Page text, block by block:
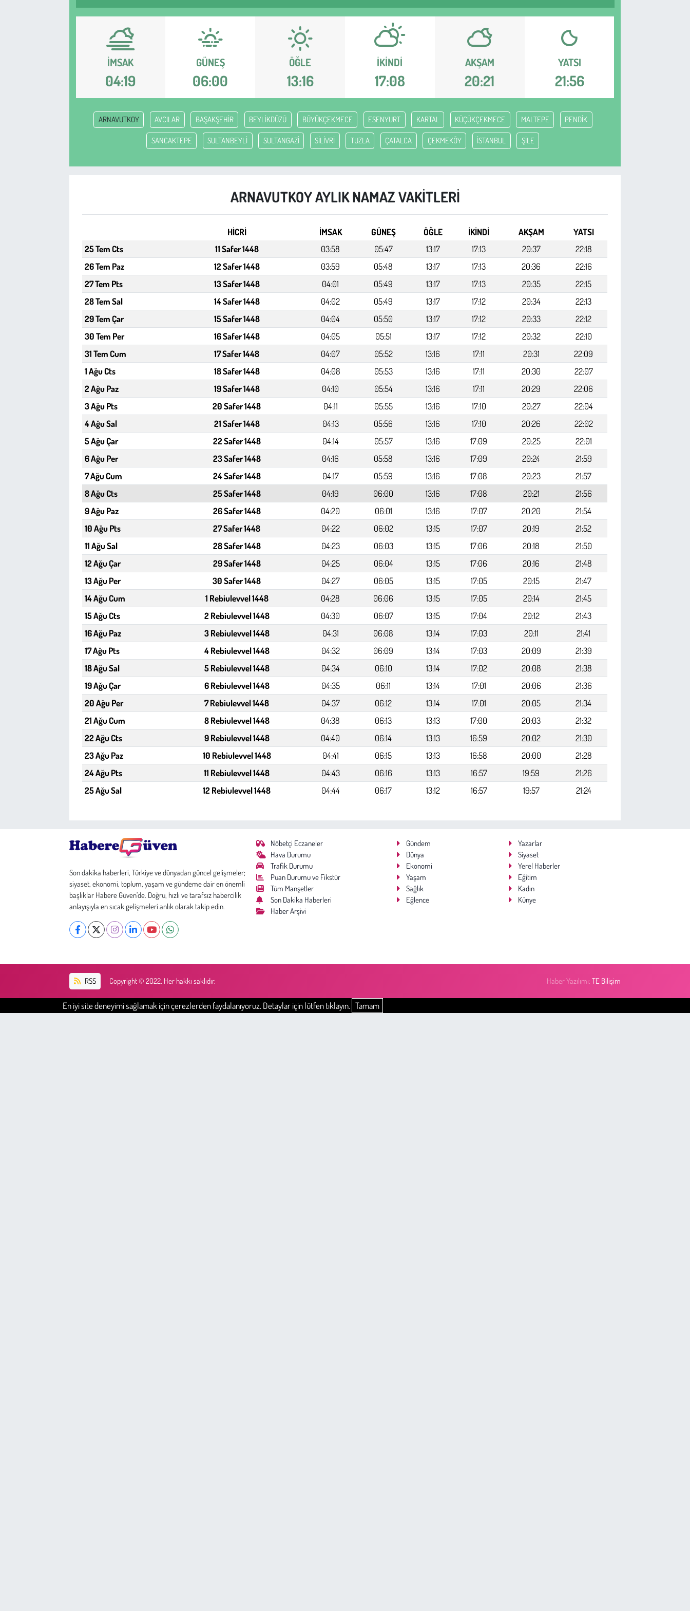
İMSAK
04:19
GÜNEŞ
06:00
ÖĞLE
13:16
İKINDI
17:08
AKŞAM
20:21
YATSI
21:56
ARNAVUTKOY AVCILAR BAŞAKŞEHİR BEYLİKDÜZÜ BÜYÜKÇEKMECE ESENYURT KARTAL KÜÇÜKÇEKMECE MALTEPE PENDİK
SANCAKTEPE SULTANBEYLİ SULTANGAZİ SİLİVRİ TUZLA ÇATALCA ÇEKMEKÖY İSTANBUL ŞİLE
ARNAVUTKOY AYLIK NAMAZ VAKITLERI
HİCRİ İMSAK GÜNEŞ ÖĞLE İKINDI AKŞAM
YATSI
25 Tem Cts
11 Safer 1448 03:58 05:47 13:17 17:13 20:37
22:18
26 Tem Paz
12 Safer 1448 03:59 05:48 13:17 17:13 20:36
22:16
27 Tem Pts
13 Safer 1448 04:01 05:49 13:17 17:13 20:35
22:15
28 Tem Sal
14 Safer 1448 04:02 05:49 13:17 17:12 20:34
22:13
29 Tem Çar
15 Safer 1448 04:04 05:50 13:17 17:12 20:33
22:12
30 Tem Per
16 Safer 1448 04:05 05:51 13:17 17:12 20:32
22:10
31 Tem Cum
17 Safer 1448 04:07 05:52 13:16 17:11 20:31
22:09
1 Ağu Cts
18 Safer 1448 04:08 05:53 13:16 17:11 20:30
22:07
2 Ağu Paz
19 Safer 1448 04:10 05:54 13:16 17:11 20:29
22:06
3 Ağu Pts
20 Safer 1448 04:11 05:55 13:16 17:10 20:27
22:04
4 Ağu Sal
21 Safer 1448 04:13 05:56 13:16 17:10 20:26
22:02
5 Ağu Çar
22 Safer 1448 04:14 05:57 13:16 17:09 20:25
22:01
6 Ağu Per
23 Safer 1448 04:16 05:58 13:16 17:09 20:24
21:59
7 Ağu Cum
24 Safer 1448 04:17 05:59 13:16 17:08 20:23
21:57
8 Ağu Cts
25 Safer 1448 04:19 06:00 13:16 17:08 20:21
21:56
9 Ağu Paz
26 Safer 1448 04:20 06:01 13:16 17:07 20:20
21:54
10 Ağu Pts
27 Safer 1448 04:22 06:02 13:15 17:07 20:19
21:52
11 Ağu Sal
28 Safer 1448 04:23 06:03 13:15 17:06 20:18
21:50
12 Ağu Çar
29 Safer 1448 04:25 06:04 13:15 17:06 20:16
21:48
13 Ağu Per
30 Safer 1448 04:27 06:05 13:15 17:05 20:15
21:47
14 Ağu Cum
1 Rebiulevvel 1448 04:28 06:06 13:15 17:05 20:14
21:45
15 Ağu Cts
2 Rebiulevvel 1448 04:30 06:07 13:15 17:04 20:12
21:43
16 Ağu Paz
3 Rebiulevvel 1448 04:31 06:08 13:14 17:03 20:11
21:41
17 Ağu Pts
4 Rebiulevvel 1448 04:32 06:09 13:14 17:03 20:09
21:39
18 Ağu Sal
5 Rebiulevvel 1448 04:34 06:10 13:14 17:02 20:08
21:38
19 Ağu Çar
6 Rebiulevvel 1448 04:35 06:11 13:14 17:01 20:06
21:36
20 Ağu Per
7 Rebiulevvel 1448 04:37 06:12 13:14 17:01 20:05
21:34
21 Ağu Cum
8 Rebiulevvel 1448 04:38 06:13 13:13 17:00 20:03
21:32
22 Ağu Cts
9 Rebiulevvel 1448 04:40 06:14 13:13 16:59 20:02
21:30
23 Ağu Paz
10 Rebiulevvel 1448 04:41 06:15 13:13 16:58 20:00
21:28
24 Ağu Pts
11 Rebiulevvel 1448 04:43 06:16 13:13 16:57 19:59
21:26
25 Ağu Sal
12 Rebiulevvel 1448 04:44 06:17 13:12 16:57 19:57 21:24
Son dakika haberleri, Türkiye ve dünyadan güncel gelişmeler;
siyaset, ekonomi, toplum, yaşam ve gündeme dair en önemli
başlıklar Habere Güven’de. Doğru, hızlı ve tarafsız habercilik
anlayışıyla en sıcak gelişmeleri anlık olarak takip edin.
Nöbetçi Eczaneler
Hava Durumu
Trafik Durumu
Puan Durumu ve Fikstür
Tüm Manşetler
Son Dakika Haberleri
Haber Arşivi
Gündem
Yazarlar
Dünya
Siyaset
Ekonomi
Yerel Haberler
Yaşam
Eğitim
Sağlık
Kadın
Eğlence
Künye
RSS Copyright © 2022. Her hakkı saklıdır. Haber Yazılımı:TE Bilişim
En iyi site deneyimi sağlamak için çerezlerden faydalanıyoruz. Detaylar için lütfen tıklayın. Tamam